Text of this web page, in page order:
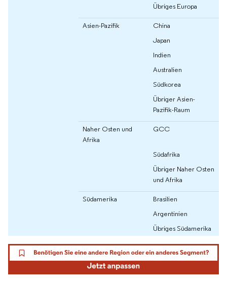
Übriges Europa
Asien-Pazifik
China
Japan
Indien
Australien
Südkorea
Übriger Asien-
Pazifik-Raum
Naher Osten und
Afrika
GCC
Südafrika
Übriger Naher Osten
und Afrika
Südamerika
Brasilien
Argentinien
Übriges Südamerika